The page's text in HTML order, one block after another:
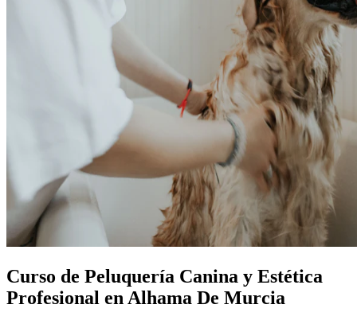
Curso de Peluquería Canina y Estética
Profesional en Alhama De Murcia